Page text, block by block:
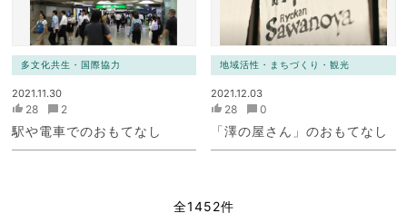
多文化共生・国際協力
2021.11.30
28 2
駅や電車でのおもてなし
地域活性・まちづくり・観光
2021.12.03
28 0
「澤の屋さん」のおもてなし
全1452件